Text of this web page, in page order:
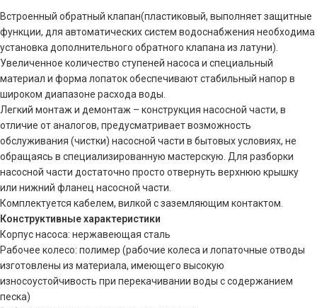
Встроенный обратный клапан(пластиковый, выполняет защитные
функции, для автоматических систем водоснабжения необходима
установка дополнительного обратного клапана из латуни).
Увеличенное количество ступеней насоса и специальный
материал и форма лопаток обеспечивают стабильный напор в
широком диапазоне расхода воды.
Легкий монтаж и демонтаж – конструкция насосной части, в
отличие от аналогов, предусматривает возможность
обслуживания (чистки) насосной части в бытовых условиях, не
обращаясь в специализированную мастерскую. Для разборки
насосной части достаточно просто отвернуть верхнюю крышку
или нижний фланец насосной части.
Комплектуется кабелем, вилкой с заземляющим контактом.
Конструктивные характеристики
Корпус насоса: нержавеющая сталь
Рабочее колесо: полимер (рабочие колеса и лопаточные отводы
изготовлены из материала, имеющего высокую
износоустойчивость при перекачивании воды с содержанием
песка)